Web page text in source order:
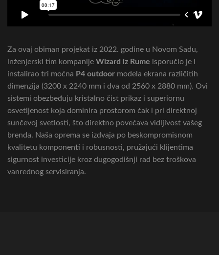
Za ovaj obiman projekat iz 2022. godine u Novom Sadu,
inženjerski tim kompanije Wizard iz Rume isporučio je i
instalirao tri moćna P4 outdoor modela ekrana različitih
dimenzija (3200 x 2240 mm i dva od 2560 x 2880 mm). Ovi
sistemi obezbeđuju kristalno čist prikaz i superiornu
osvetljenost koja dominira prostorom čak i pri direktnoj
sunčevoj svetlosti, što direktno povećava vidljivost vašeg
brenda. Naša oprema se izdvaja po beskompromisnom
kvalitetu komponenti i robusnosti, pružajući klijentima
sigurnost investicije kroz dugogodišnji rad bez troškova
vanrednog servisiranja.